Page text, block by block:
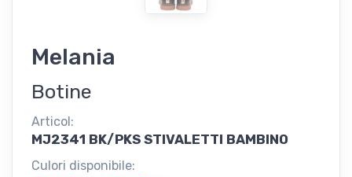
Melania
Botine
Articol:
MJ2341 BK/PKS STIVALETTI BAMBINO
Culori disponibile: